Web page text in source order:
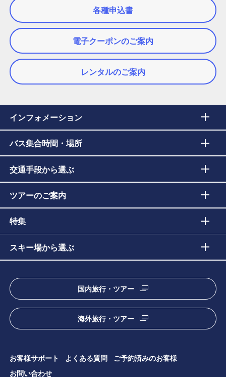
各種申込書
電子クーポンのご案内
レンタルのご案内
インフォメーション
バス集合時間・場所
交通手段から選ぶ
ツアーのご案内
特集
スキー場から選ぶ
国内旅行・ツアー
海外旅行・ツアー
お客様サポート よくある質問
ご予約済みのお客様
お問い合わせ